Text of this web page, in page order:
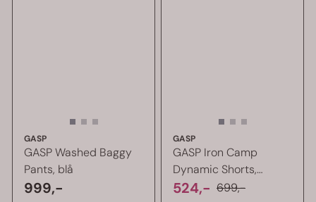
GASP
GASP Washed Baggy
Pants, blå
999,-
GASP
GASP Iron Camp
Dynamic Shorts,
vasket svart
524,- 699,-